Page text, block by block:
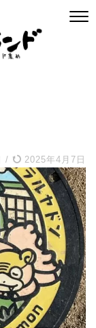
/ 2025年4月7日